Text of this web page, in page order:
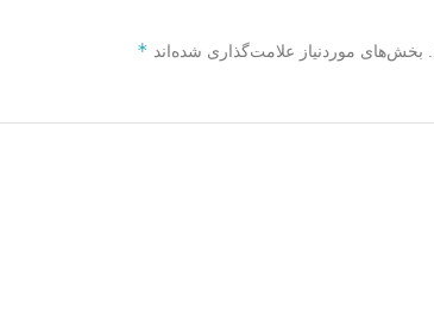
بخش‌های موردنیاز علامت‌گذاری شده‌اند *